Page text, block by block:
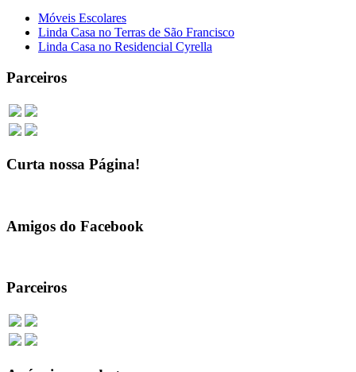
Móveis Escolares
Linda Casa no Terras de São Francisco
Linda Casa no Residencial Cyrella
Parceiros
Curta nossa Página!
Amigos do Facebook
Parceiros